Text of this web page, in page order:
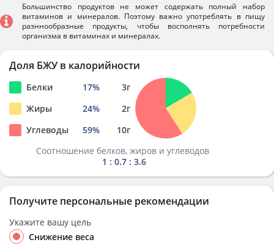
Большинство продуктов не может содержать полный набор
витаминов и минералов. Поэтому важно употреблять в пищу
разннообразные продукты, чтобы восполнять потребности
организма в витаминах и минералах.
Доля БЖУ в калорийности
Белки 17% 3г
Жиры
24% 2г
Углеводы
59% 10г
Соотношение белков, жиров и углеводов
1 : 0.7 : 3.6
Получите персональные рекомендации
Укажите вашу цель
Снижение веса